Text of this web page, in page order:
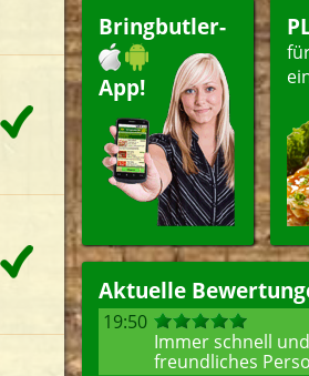
Bringbutler-
App!
Aktuelle
19:50
Immer schnell
freundliches
Vorspeisen
Uhr bestellen